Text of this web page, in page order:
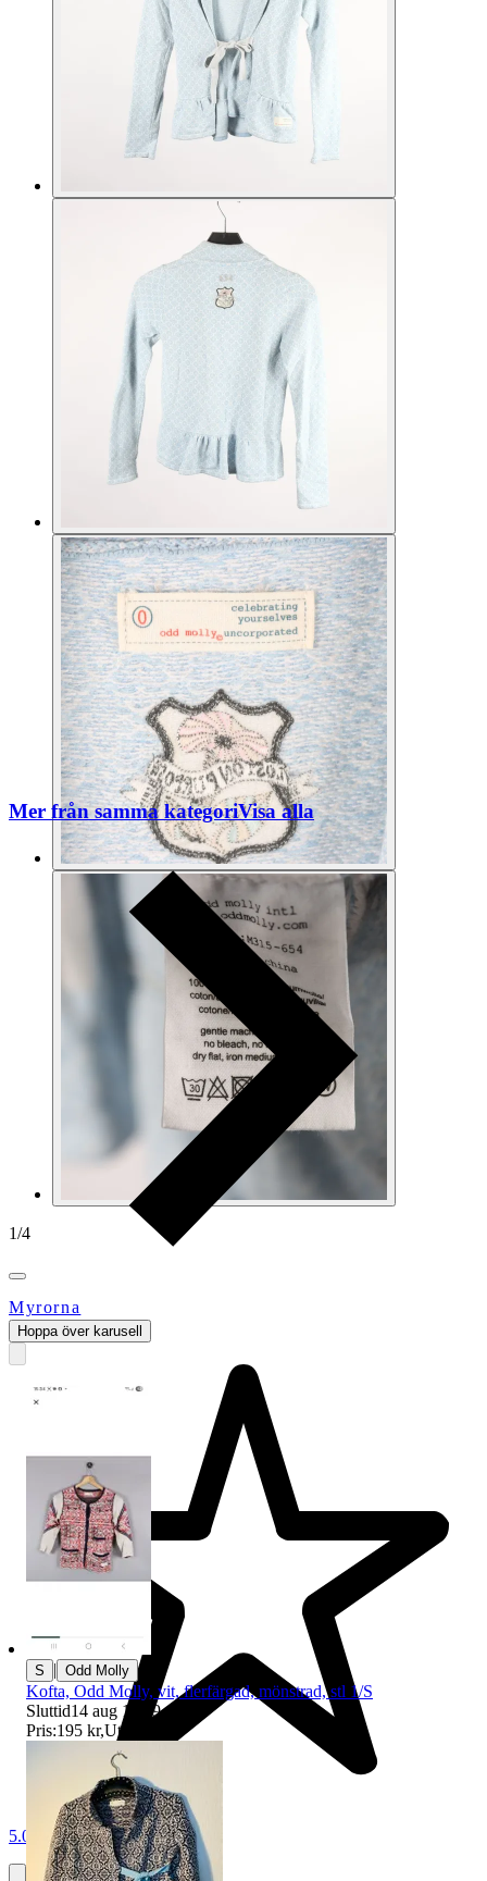
1/4
Myrorna
5.0
Mer från samma kategoriVisa alla
Hoppa över karusell
S | Odd Molly
Kofta, Odd Molly, vit, flerfärgad, mönstrad, stl 1/S
Sluttid14 aug 19:09.
Pris:195 kr,Utropspris